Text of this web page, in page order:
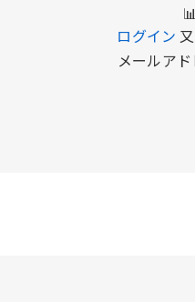
ログイン
メールア